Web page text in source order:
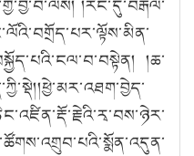
།རིང་དུ་བརྒལ་
།ཆ་